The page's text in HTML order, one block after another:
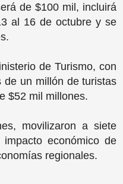
de $100 mil, incluirá
al 16 de octubre y se
de Turismo, con
de un millón de turistas
$52 mil millones.
movilizaron a siete
económico de
regionales.